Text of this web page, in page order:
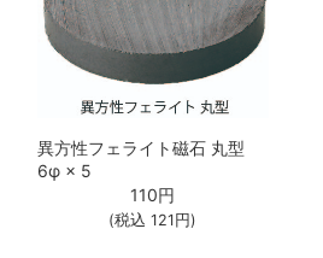
異方性フェライト磁石 丸型
6φ × 5
110円
(税込121円)